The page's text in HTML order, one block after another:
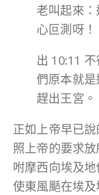
老叫起來
心叵測呀！
出 10:11
們原本就
趕出王宮。
正如上帝早已
照上帝的要求
咐摩西向埃及
使東風颳在埃